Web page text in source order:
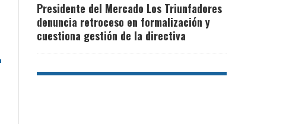
Presidente del Mercado Los Triunfadores
denuncia retroceso en formalización y
cuestiona gestión de la directiva